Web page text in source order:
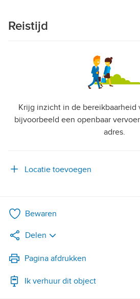
Reistijd
Krijg inzicht in de bereikbaarheid
bijvoorbeeld een openbaar
adres.
Locatie toevoegen
Bewaren
Delen
LinkedIn
WhatsApp
Pagina afdrukken
Ik verhuur dit object